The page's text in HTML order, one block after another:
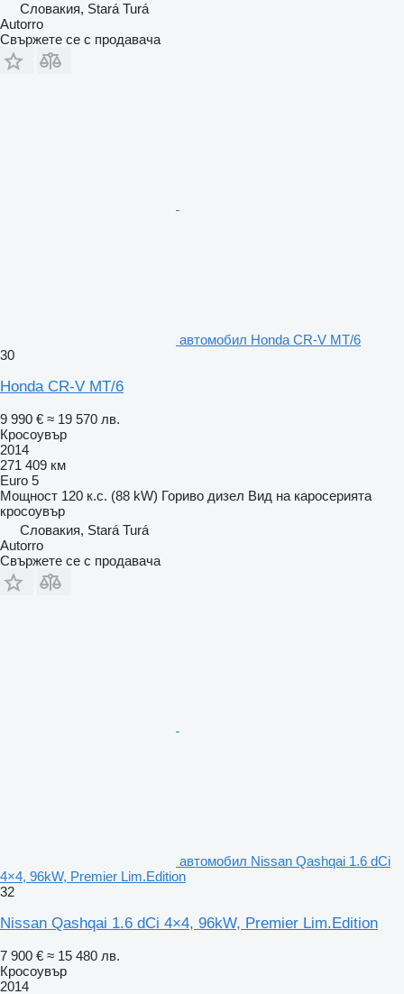
Словакия, Stará Turá
Autorro
Свържете се с продавача
автомобил Honda CR-V MT/6
30
Honda CR-V MT/6
9 990 € ≈ 19 570 лв.
Кросоувър
2014
271 409 км
Euro 5
Мощност 120 к.с. (88 kW) Гориво дизел Вид на каросерията
кросоувър
Словакия, Stará Turá
Autorro
Свържете се с продавача
автомобил Nissan Qashqai 1.6 dCi
4×4, 96kW, Premier Lim.Edition
32
Nissan Qashqai 1.6 dCi 4×4, 96kW, Premier Lim.Edition
7 900 € ≈ 15 480 лв.
Кросоувър
2014